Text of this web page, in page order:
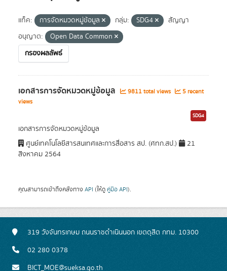
แท็ค: การจัดหมวดหมู่ข้อมูล กลุ่ม: SDG4
สัญญา
อนุญาต:
Open Data Common
กรองผลลัพธ์
เอกสารการจัดหมวดหมู่ข้อมูล 9811 total views
5 recent
views
SDG4
เอกสารการจัดหมวดหมู่ข้อมูล
ศูนย์เทคโนโลยีสารสนเทศและการสื่อสาร สป. (ศทก.สป.)
21
สิงหาคม 2564
คุณสามารถเข้าถึงคลังทาง API (ให้ดู คู่มือ API).
319 วังจันทรเกษม ถนนราชดำเนินนอก เขตดุสิต กทม. 10300
02 280 0378
BICT_MOE@sueksa.go.th